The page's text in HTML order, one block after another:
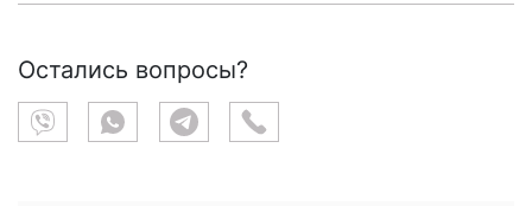
Остались вопросы?